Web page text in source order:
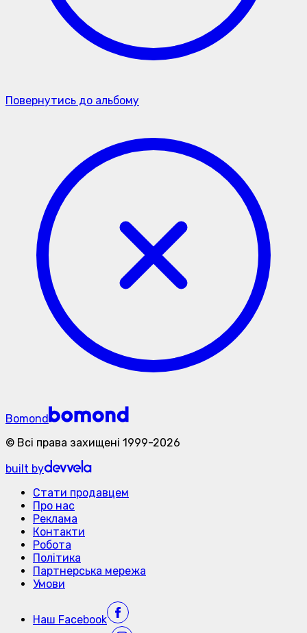
Повернутись до альбому
Bomond
© Всі права захищені 1999-2026
built by
Стати продавцем
Про нас
Реклама
Контакти
Робота
Політика
Партнерська мережа
Умови
Наш Facebook